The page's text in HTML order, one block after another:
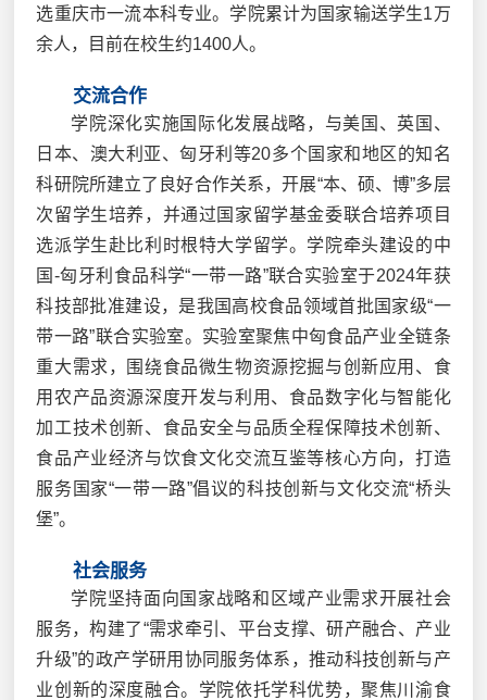
选重庆市一流本科专业。学院累计为国家输送学生1万
余人，目前在校生约1400人。
交流合作
学院深化实施国际化发展战略，与美国、英国、
日本、澳大利亚、匈牙利等20多个国家和地区的知名
科研院所建立了良好合作关系，开展“本、硕、博”多层
次留学生培养，并通过国家留学基金委联合培养项目
选派学生赴比利时根特大学留学。学院牵头建设的中
国-匈牙利食品科学“一带一路”联合实验室于2024年获
科技部批准建设，是我国高校食品领域首批国家级“一
带一路”联合实验室。实验室聚焦中匈食品产业全链条
重大需求，围绕食品微生物资源挖掘与创新应用、食
用农产品资源深度开发与利用、食品数字化与智能化
加工技术创新、食品安全与品质全程保障技术创新、
食品产业经济与饮食文化交流互鉴等核心方向，打造
服务国家“一带一路”倡议的科技创新与文化交流“桥头
堡”。
社会服务
学院坚持面向国家战略和区域产业需求开展社会
服务，构建了“需求牵引、平台支撑、研产融合、产业
升级”的政产学研用协同服务体系，推动科技创新与产
业创新的深度融合。学院依托学科优势，聚焦川渝食